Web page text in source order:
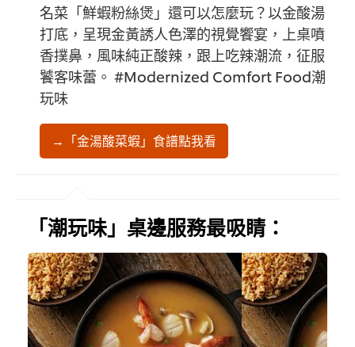
名菜「鮮蝦粉絲煲」還可以怎麼玩？以金酸湯
打底，呈現金黃誘人色澤的視覺饗宴，上桌噴
香撲鼻，風味純正酸辣，跟上吃辣潮流，征服
饕客味蕾。 #Modernized Comfort Food潮
玩味
→「金湯酸菜蝦」食譜點我看
「潮玩味」桌邊服務最吸睛：